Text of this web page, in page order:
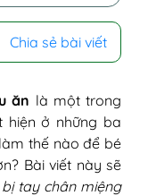
bị tay chân
Chia sẻ bài viết
ăn là một trong
hiện ở những ba
thế nào để bé
Bài viết này sẽ
tay chân miệng